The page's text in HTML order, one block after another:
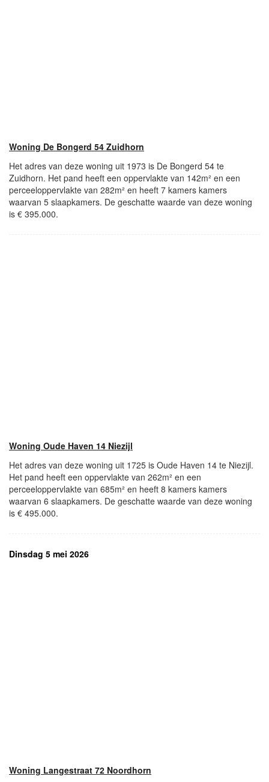
Woning De Bongerd 54 Zuidhorn
Het adres van deze woning uit 1973 is De Bongerd 54 te
Zuidhorn. Het pand heeft een oppervlakte van 142m² en een
perceeloppervlakte van 282m² en heeft 7 kamers kamers
waarvan 5 slaapkamers. De geschatte waarde van deze woning
is € 395.000.
Woning Oude Haven 14 Niezijl
Het adres van deze woning uit 1725 is Oude Haven 14 te Niezijl.
Het pand heeft een oppervlakte van 262m² en een
perceeloppervlakte van 685m² en heeft 8 kamers kamers
waarvan 6 slaapkamers. De geschatte waarde van deze woning
is € 495.000.
Dinsdag 5 mei 2026
Woning Langestraat 72 Noordhorn